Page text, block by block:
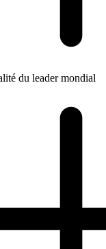
du leader mondial